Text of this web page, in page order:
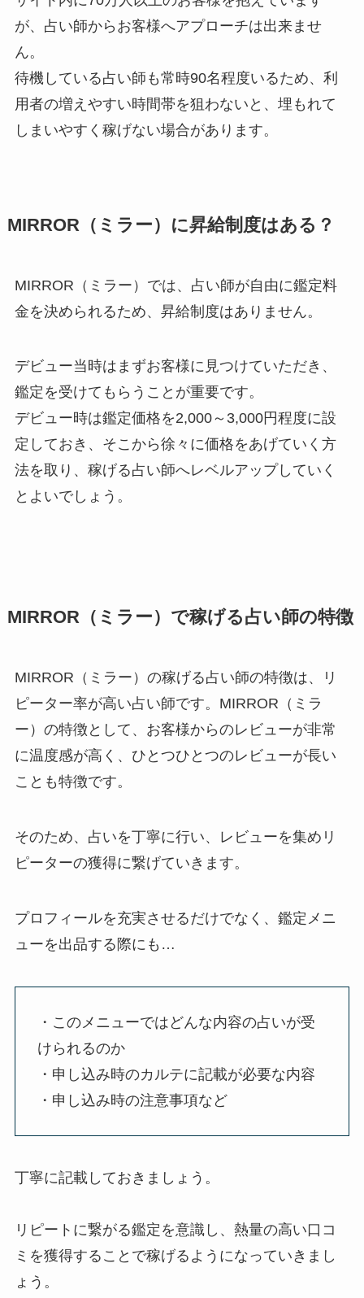
が、占い師からお客様へアプローチは出来ませ
ん。
待機している占い師も常時90名程度いるため、利
用者の増えやすい時間帯を狙わないと、埋もれて
しまいやすく稼げない場合があります。
MIRROR（ミラー）に昇給制度はある？
MIRROR（ミラー）では、占い師が自由に鑑定料
金を決められるため、昇給制度はありません。
デビュー当時はまずお客様に見つけていただき、
鑑定を受けてもらうことが重要です。
デビュー時は鑑定価格を2,000～3,000円程度に設
定しておき、そこから徐々に価格をあげていく方
法を取り、稼げる占い師へレベルアップしていく
とよいでしょう。
MIRROR（ミラー）で稼げる占い師の特徴
MIRROR（ミラー）の稼げる占い師の特徴は、リ
ピーター率が高い占い師です。MIRROR（ミラ
ー）の特徴として、お客様からのレビューが非常
に温度感が高く、ひとつひとつのレビューが長い
ことも特徴です。
そのため、占いを丁寧に行い、レビューを集めリ
ピーターの獲得に繋げていきます。
プロフィールを充実させるだけでなく、鑑定メニ
ューを出品する際にも…
・このメニューではどんな内容の占いが受
けられるのか
・申し込み時のカルテに記載が必要な内容
・申し込み時の注意事項など
丁寧に記載しておきましょう。
リピートに繋がる鑑定を意識し、熱量の高い口コ
ミを獲得することで稼げるようになっていきまし
ょう。